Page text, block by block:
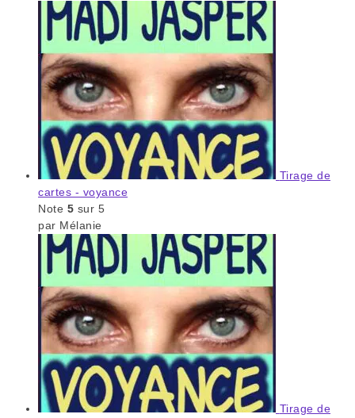
Tirage de
cartes - voyance
Note 5 sur 5
par Mélanie
Tirage de